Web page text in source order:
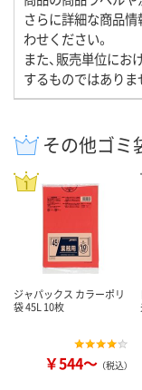
さらに詳細な商品
わせください。
また、販売単位にお
するものではありま
その他ゴミ
ジャパックス カラーポリ
袋 45L 10枚
￥544～ （税込）